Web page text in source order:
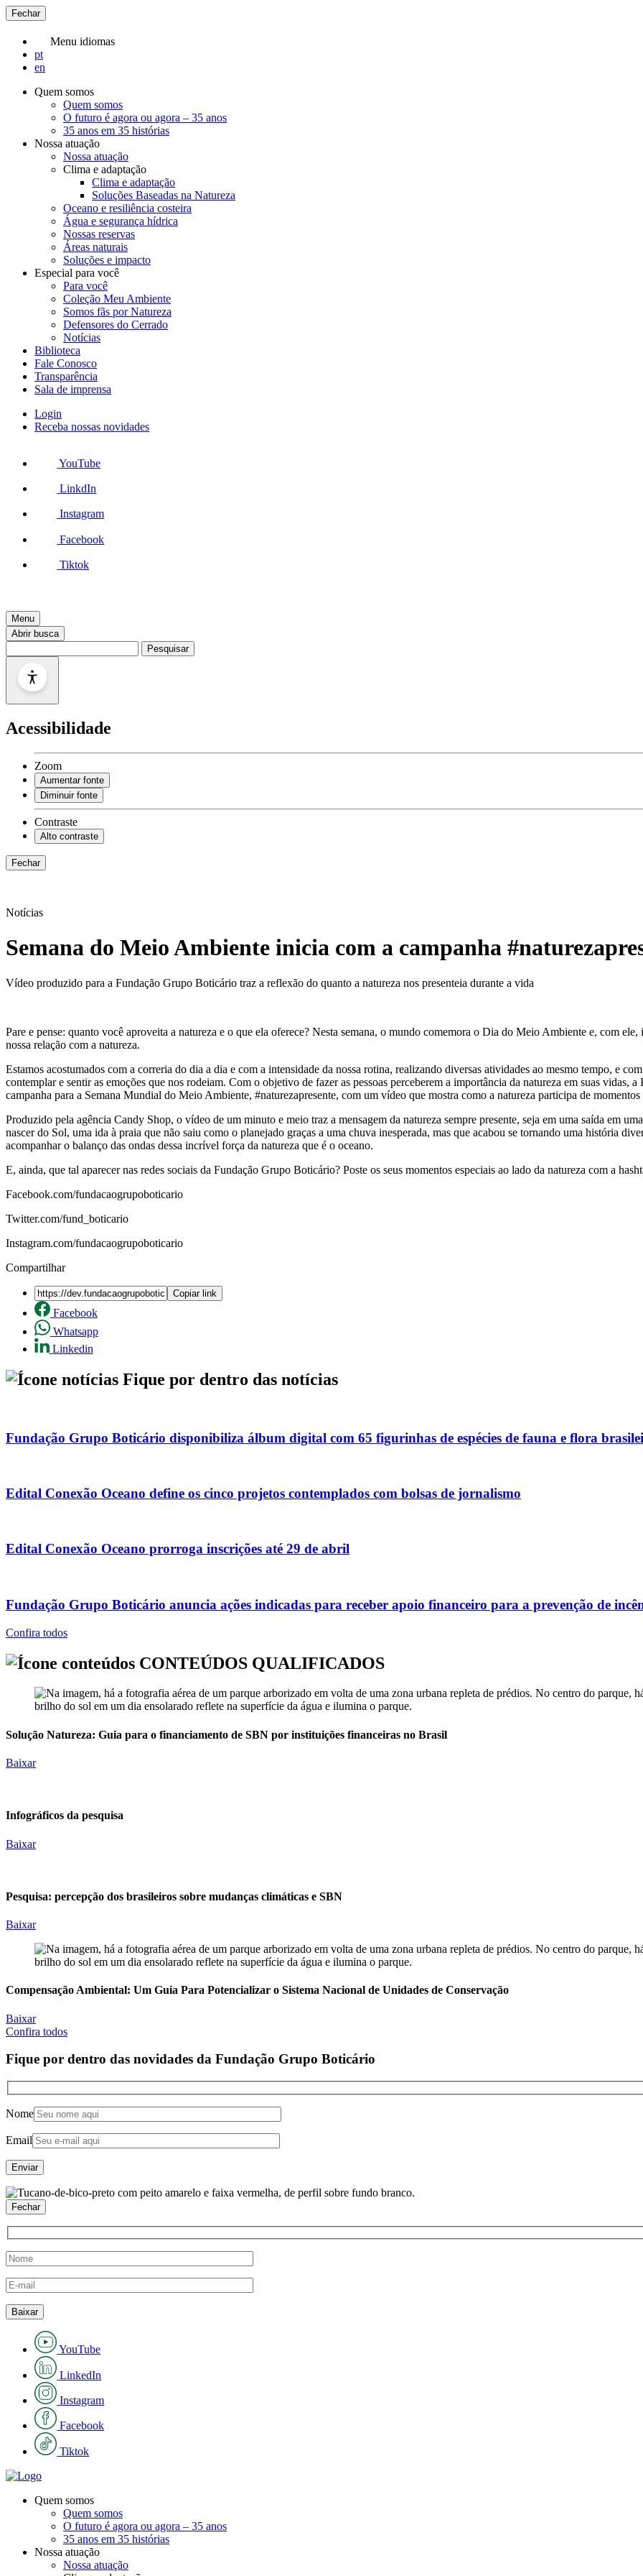
Fechar
Menu idiomas
pt
en
Quem somos
Quem somos
O futuro é agora ou agora – 35 anos
35 anos em 35 histórias
Nossa atuação
Nossa atuação
Clima e adaptação
Clima e adaptação
Soluções Baseadas na Natureza
Oceano e resiliência costeira
Água e segurança hídrica
Nossas reservas
Áreas naturais
Soluções e impacto
Especial para você
Para você
Coleção Meu Ambiente
Somos fãs por Natureza
Defensores do Cerrado
Notícias
Biblioteca
Fale Conosco
Transparência
Sala de imprensa
Login
Receba nossas novidades
YouTube
LinkdIn
Instagram
Facebook
Tiktok
Menu
Abrir busca
por:
Acessibilidade
Zoom
Aumentar fonte
Diminuir fonte
Contraste
Alto contraste
Fechar
Notícias
Semana do Meio Ambiente inicia com a campanha
​Vídeo produzido para a Fundação Grupo Boticário traz a reflexão do quanto a natureza nos presenteia durante a vida
​Pare e pense: quanto você aproveita a natureza e o que ela oferece? Nesta semana, o mundo comemora o Dia do Meio Ambiente e, com
nossa relação com a natureza.
Estamos acostumados com a correria do dia a dia e com a intensidade da nossa rotina, realizando diversas atividades ao mesmo tempo, e
contemplar e sentir as emoções que nos rodeiam. Com o objetivo de fazer as pessoas perceberem a importância da natureza em suas vidas,
campanha para a Semana Mundial do Meio Ambiente, #naturezapresente, com um vídeo que mostra como a natureza participa de momentos
Produzido pela agência Candy Shop, o vídeo de um minuto e meio traz a mensagem da natureza sempre presente, seja em uma saída em
nascer do Sol, uma ida à praia que não saiu como o planejado graças a uma chuva inesperada, mas que acabou se tornando uma história
acompanhar o balanço das ondas dessa incrível força da natureza que é o oceano.
E, ainda, que tal aparecer nas redes sociais da Fundação Grupo Boticário? Poste os seus momentos especiais ao lado da natureza com a
Facebook.com/fundacaogrupoboticario
Twitter.com/fund_boticario
Instagram.com/fundacaogrupoboticario​
Compartilhar
Copiar link
Facebook
Whatsapp
Linkedin
Fique por dentro das notícias
Fundação Grupo Boticário disponibiliza álbum digital com 65 figurinhas de espécies de fauna e flora
Edital Conexão Oceano define os cinco projetos contemplados com bolsas de jornalismo
Edital Conexão Oceano prorroga inscrições até 29 de abril
Fundação Grupo Boticário anuncia ações indicadas para receber apoio financeiro para a prevenção de
Confira todos
CONTEÚDOS QUALIFICADOS
Solução Natureza: Guia para o financiamento de SBN por instituições financeiras no Brasil
Baixar
Infográficos da pesquisa
Baixar
Pesquisa: percepção dos brasileiros sobre mudanças climáticas e SBN
Baixar
Compensação Ambiental: Um Guia Para Potencializar o Sistema Nacional de Unidades de Conservação
Baixar
Confira todos
Fique por dentro das novidades da Fundação Grupo Boticário
Nome
Email
Fechar
YouTube
LinkedIn
Instagram
Facebook
Tiktok
Quem somos
Quem somos
O futuro é agora ou agora – 35 anos
35 anos em 35 histórias
Nossa atuação
Nossa atuação